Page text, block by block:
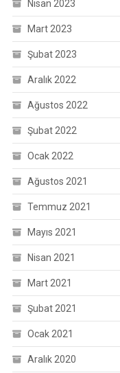
Nisan 2023
Mart 2023
Şubat 2023
Aralık 2022
Ağustos 2022
Şubat 2022
Ocak 2022
Ağustos 2021
Temmuz 2021
Mayıs 2021
Nisan 2021
Mart 2021
Şubat 2021
Ocak 2021
Aralık 2020